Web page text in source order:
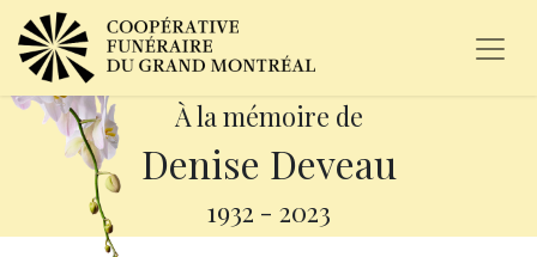
À la mémoire de
Denise Deveau
1932 - 2023